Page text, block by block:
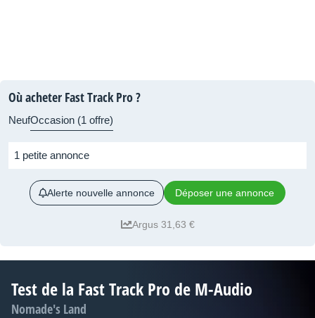
Où acheter Fast Track Pro ?
NeufOccasion (1 offre)
1 petite annonce
Alerte nouvelle annonce Déposer une annonce
Argus 31,63 €
Test de la Fast Track Pro de M-Audio
Nomade's Land